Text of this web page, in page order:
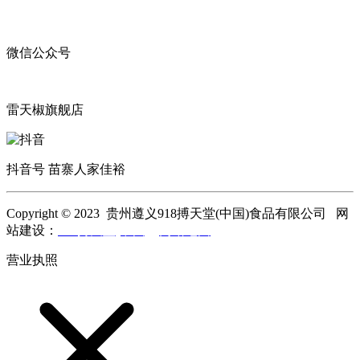
微信公众号
雷天椒旗舰店
抖音号 苗寨人家佳裕
Copyright © 2023 贵州遵义918搏天堂(中国)食品有限公司 网
站建设：
营业执照